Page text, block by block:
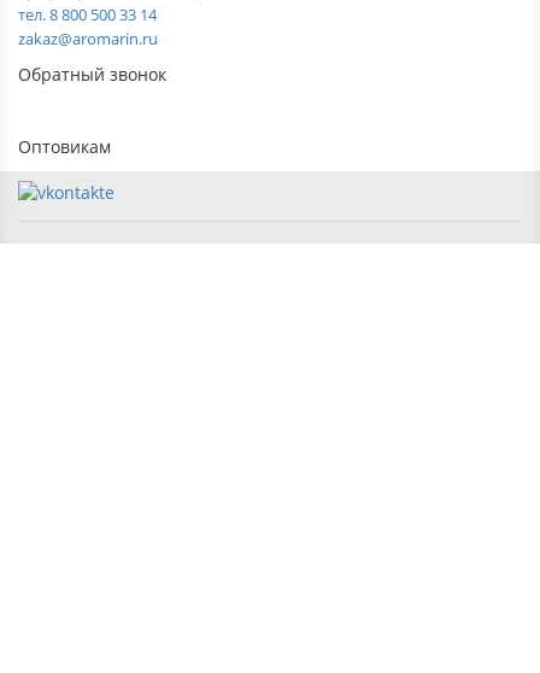
тел. 8 800 500 33 14
zakaz@aromarin.ru
Обратный звонок
Оптовикам